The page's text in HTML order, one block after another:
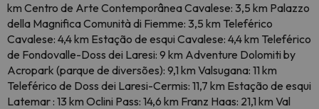
km Centro de Arte Contemporânea Cavalese: 3,5 km Palazzo
della Magnifica Comunità di Fiemme: 3,5 km Teleférico
Cavalese: 4,4 km Estação de esqui Cavalese: 4,4 km Teleférico
de Fondovalle-Doss dei Laresi: 9 km Adventure Dolomiti by
Acropark (parque de diversões): 9,1 km Valsugana: 11 km
Teleférico de Doss dei Laresi-Cermis: 11,7 km Estação de esqui
Latemar : 13 km Oclini Pass: 14,6 km Franz Haas: 21,1 km Val